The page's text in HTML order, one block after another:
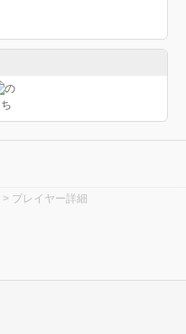
> プレイヤー詳細